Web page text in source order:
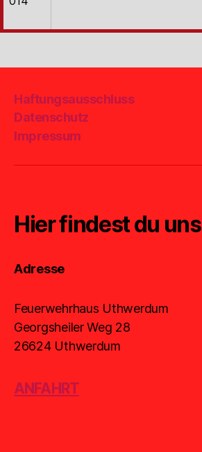
Haftungsausschluss
Datenschutz
Impressum
Hier findest du uns
Adresse
Feuerwehrhaus Uthwerdum
Georgsheiler Weg 28
26624 Uthwerdum
ANFAHRT